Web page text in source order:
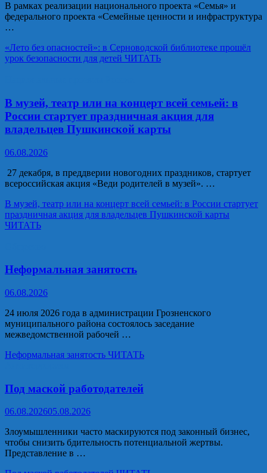
В рамках реализации национального проекта «Семья» и
федерального проекта «Семейные ценности и инфраструктура
…
«Лето без опасностей»: в Серноводской библиотеке прошёл
урок безопасности для детей ЧИТАТЬ
В музей, театр или на концерт всей семьей: в
России стартует праздничная акция для
владельцев Пушкинской карты
06.08.2026
27 декабря, в преддверии новогодних праздников, стартует
всероссийская акция «Веди родителей в музей». …
В музей, театр или на концерт всей семьей: в России стартует
праздничная акция для владельцев Пушкинской карты
ЧИТАТЬ
Неформальная занятость
06.08.2026
24 июля 2026 года в администрации Грозненского
муниципального района состоялось заседание
межведомственной рабочей …
Неформальная занятость ЧИТАТЬ
Под маской работодателей
06.08.202605.08.2026
Злоумышленники часто маскируются под законный бизнес,
чтобы снизить бдительность потенциальной жертвы.
Представление в …